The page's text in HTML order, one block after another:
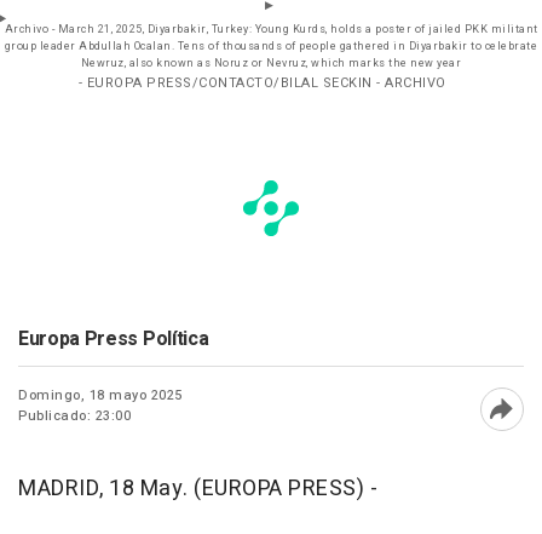
Archivo - March 21, 2025, Diyarbakir, Turkey: Young Kurds, holds a poster of jailed PKK militant
group leader Abdullah Ocalan. Tens of thousands of people gathered in Diyarbakir to celebrate
Newruz, also known as Noruz or Nevruz, which marks the new year
- EUROPA PRESS/CONTACTO/BILAL SECKIN - ARCHIVO
Europa Press Política
Domingo, 18 mayo 2025
Publicado: 23:00
MADRID, 18 May. (EUROPA PRESS) -